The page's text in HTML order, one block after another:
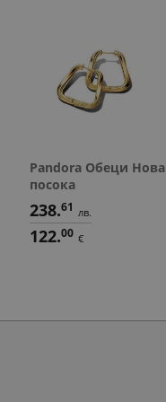
Pandora Обеци Нова
посока
238.61 лв.
122.00 €